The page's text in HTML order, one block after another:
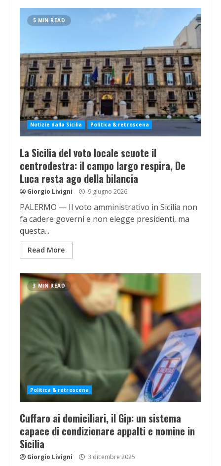
5 MIN READ
Notizie dalla Sicilia Politica & retroscena
La Sicilia del voto locale scuote il
centrodestra: il campo largo respira, De
Luca resta ago della bilancia
Giorgio Livigni 9 giugno 2026
PALERMO — Il voto amministrativo in Sicilia non
fa cadere governi e non elegge presidenti, ma
questa...
Read More
3 MIN READ
Politica & retroscena
Cuffaro ai domiciliari, il Gip: un sistema
capace di condizionare appalti e nomine in
Sicilia
Giorgio Livigni 3 dicembre 2025